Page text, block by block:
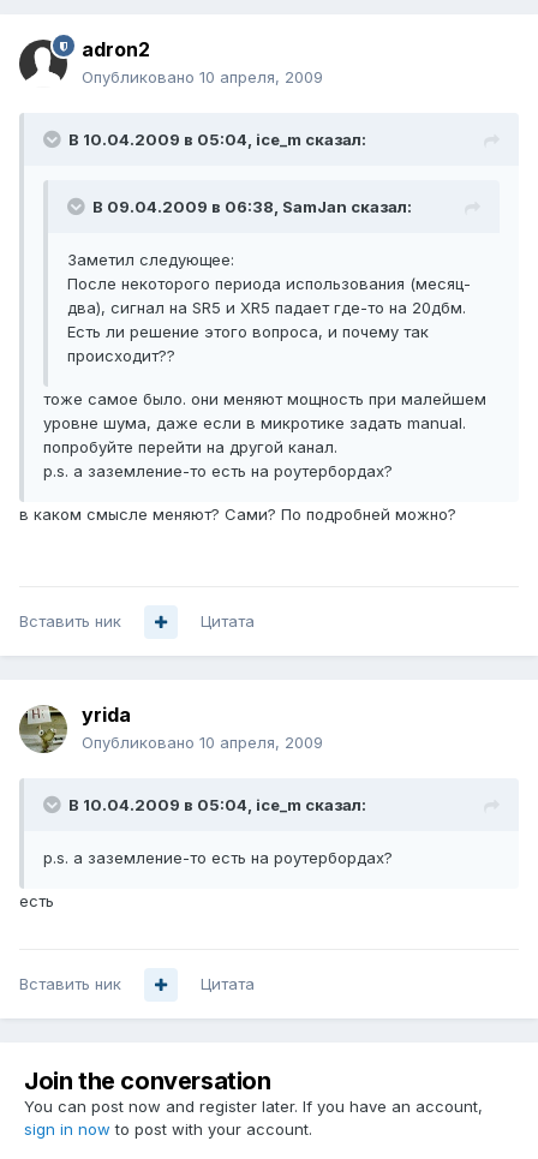
adron2
Опубликовано 10 апреля, 2009
В 10.04.2009 в 05:04, ice_m сказал:
В 09.04.2009 в 06:38, SamJan сказал:
Заметил следующее:
После некоторого периода использования (месяц-
два), сигнал на SR5 и XR5 падает где-то на 20дбм.
Есть ли решение этого вопроса, и почему так
происходит??
тоже самое было. они меняют мощность при малейшем
уровне шума, даже если в микротике задать manual.
попробуйте перейти на другой канал.
p.s. а заземление-то есть на роутербордах?
в каком смысле меняют? Сами? По подробней можно?
Вставить ник Цитата
yrida
Опубликовано 10 апреля, 2009
В 10.04.2009 в 05:04, ice_m сказал:
p.s. а заземление-то есть на роутербордах?
есть
Вставить ник Цитата
Join the conversation
You can post now and register later. If you have an account,
sign in now to post with your account.